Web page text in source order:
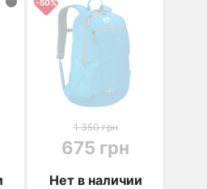
-50%
1 350 грн
675 грн
Нет в наличии